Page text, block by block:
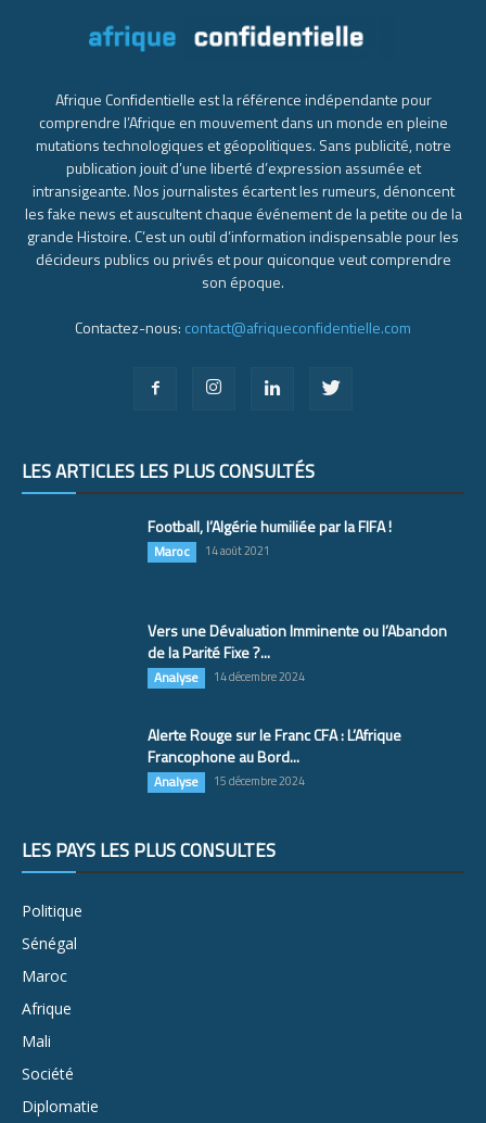
Afrique Confidentielle est la référence indépendante pour
comprendre l’Afrique en mouvement dans un monde en pleine
mutations technologiques et géopolitiques. Sans publicité, notre
publication jouit d’une liberté d’expression assumée et
intransigeante. Nos journalistes écartent les rumeurs, dénoncent
les fake news et auscultent chaque événement de la petite ou de la
grande Histoire. C’est un outil d’information indispensable pour les
décideurs publics ou privés et pour quiconque veut comprendre
son époque.
Contactez-nous: contact@afriqueconfidentielle.com
LES ARTICLES LES PLUS CONSULTÉS
Football, l’Algérie humiliée par la FIFA !
Maroc 14 août 2021
Vers une Dévaluation Imminente ou l’Abandon
de la Parité Fixe ?...
Analyse 14 décembre 2024
Alerte Rouge sur le Franc CFA : L’Afrique
Francophone au Bord...
Analyse 15 décembre 2024
LES PAYS LES PLUS CONSULTÉS
Politique
Sénégal
Maroc
Afrique
Mali
Société
Diplomatie